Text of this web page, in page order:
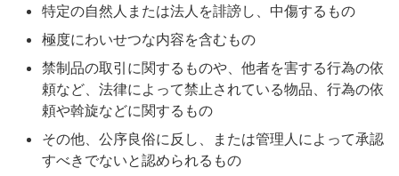
特定の自然人または法人を誹謗し、中傷するもの
極度にわいせつな内容を含むもの
禁制品の取引に関するものや、他者を害する行為の依
頼など、法律によって禁止されている物品、行為の依
頼や斡旋などに関するもの
その他、公序良俗に反し、または管理人によって承認
すべきでないと認められるもの